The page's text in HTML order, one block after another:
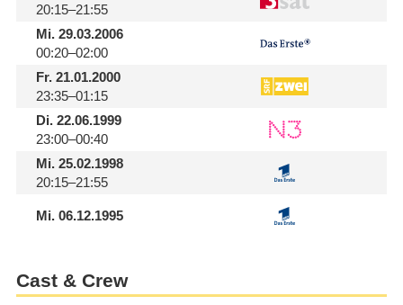
20:15–21:55
Mi.29.03.2006
00:20–02:00
Fr.21.01.2000
23:35–01:15
Di.22.06.1999
23:00–00:40
Mi.25.02.1998
20:15–21:55
Mi.06.12.1995
Cast & Crew